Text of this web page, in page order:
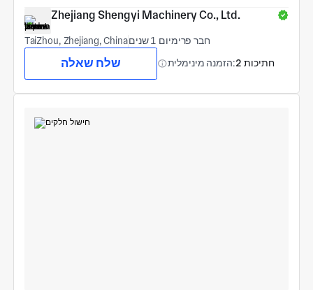
Zhejiang Shengyi Machinery Co., Ltd.
TaiZhou, Zhejiang, China חבר פרימיום 1 שנים
שלח שאלה הזמנה מינימלית: 2 חתיכות